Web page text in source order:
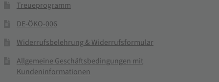
Treueprogramm
DE-ÖKO-006
Widerrufsbelehrung & Widerrufsformular
Allgemeine Geschäftsbedingungen mit
Kundeninformationen